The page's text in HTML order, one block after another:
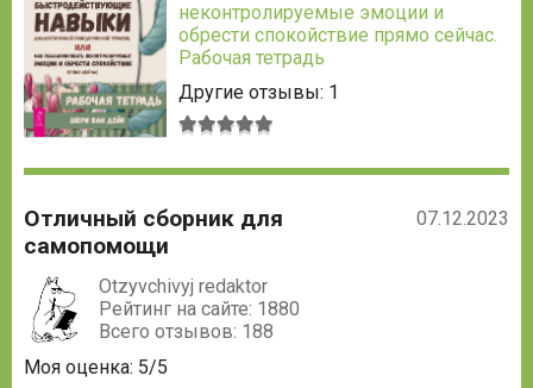
неконтролируемые эмоции и
обрести спокойствие прямо сейчас.
Рабочая тетрадь
Другие отзывы: 1
5
5
Отличный сборник для
самопомощи
07.12.2023
Otzyvchivyj redaktor
Рейтинг на сайте: 1880
Всего отзывов: 188
Моя оценка: 5/5